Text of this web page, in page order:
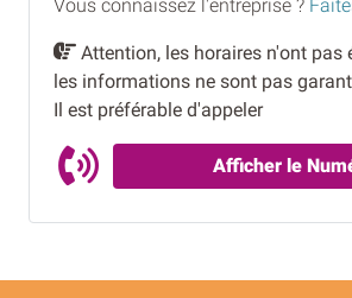
Vous connaissez l'entreprise ?
Attention, les horaires n'ont pas
les informations ne sont pas
Il est préférable d'appeler
Afficher le